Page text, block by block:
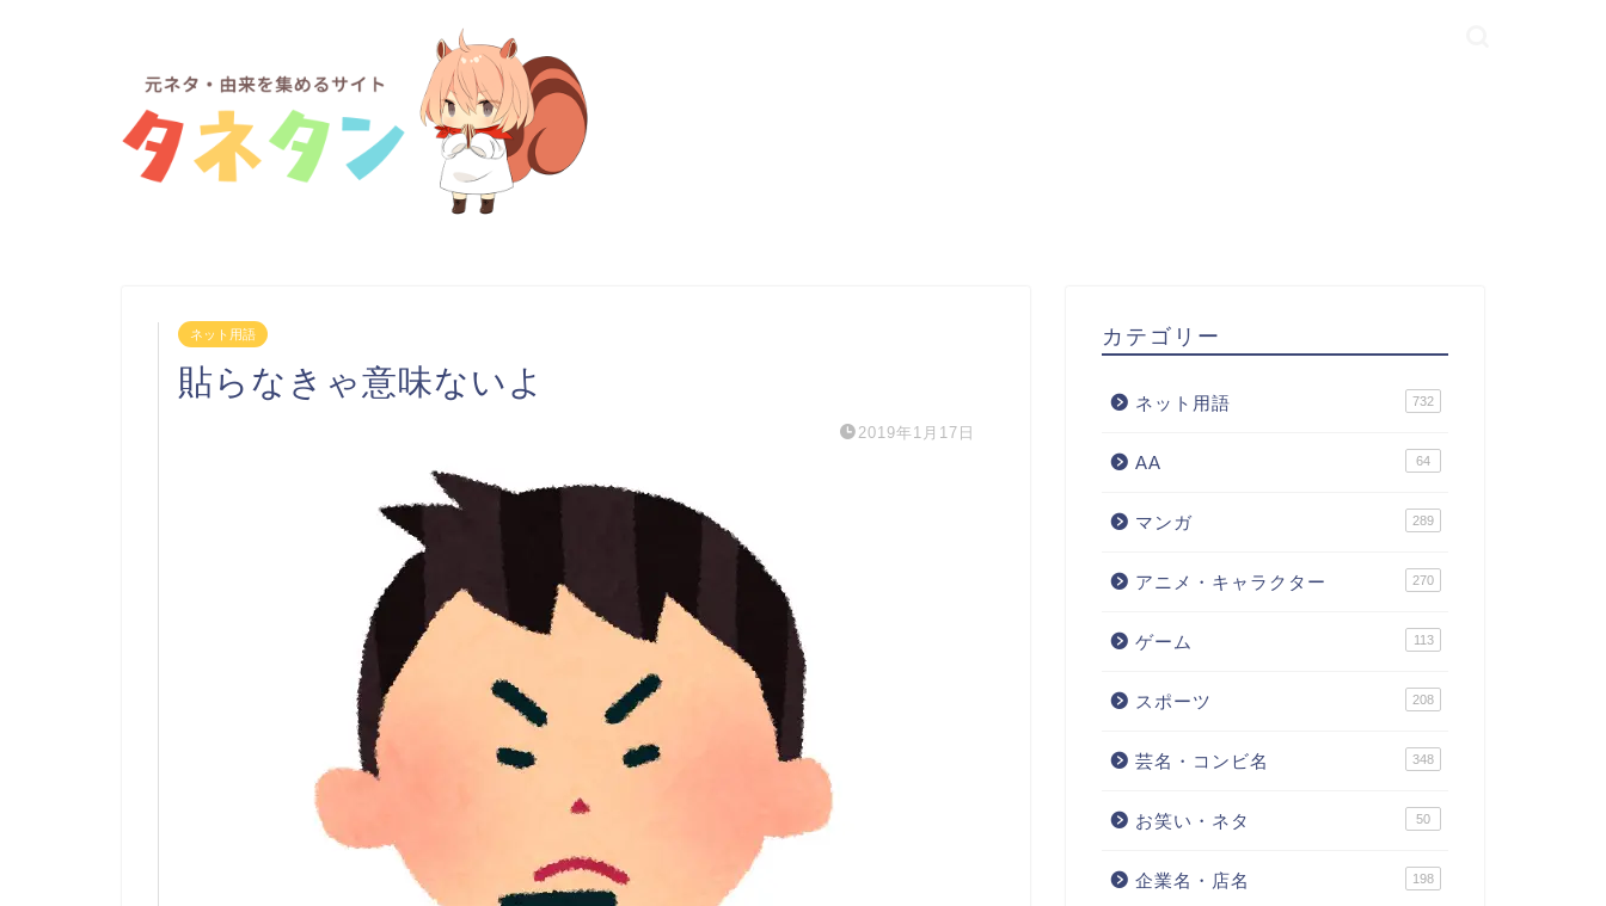
ネット用語
貼らなきゃ意味ないよ
2019年1月17日
カテゴリー
ネット用語 732
AA 64
マンガ 289
アニメ・キャラクター 270
ゲーム 113
スポーツ 208
芸名・コンビ名 348
お笑い・ネタ 50
企業名・店名 198